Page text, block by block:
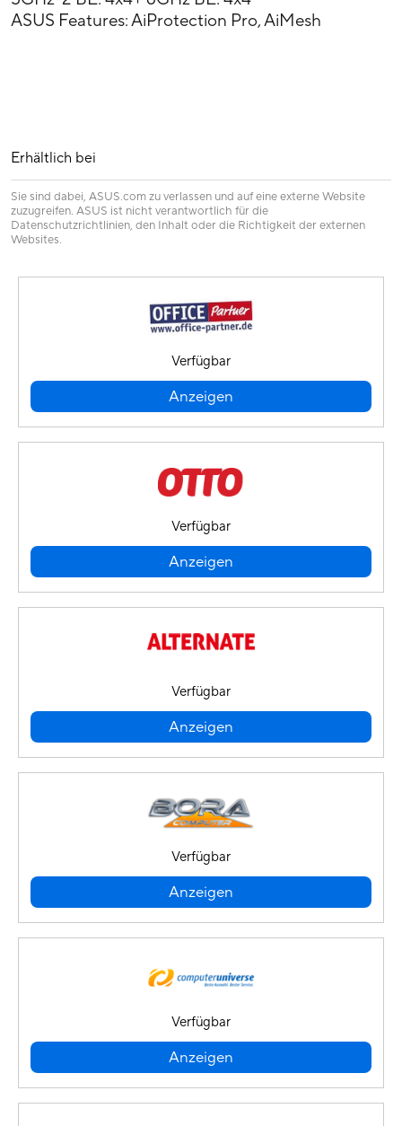
ASUS Features: AiProtection Pro, AiMesh
Erhältlich bei
Sie sind dabei, ASUS.com zu verlassen und auf eine externe Website
zuzugreifen. ASUS ist nicht verantwortlich für die
Datenschutzrichtlinien, den Inhalt oder die Richtigkeit der externen
Websites.
Verfügbar
Anzeigen
Verfügbar
Anzeigen
Verfügbar
Anzeigen
Verfügbar
Anzeigen
Verfügbar
Anzeigen